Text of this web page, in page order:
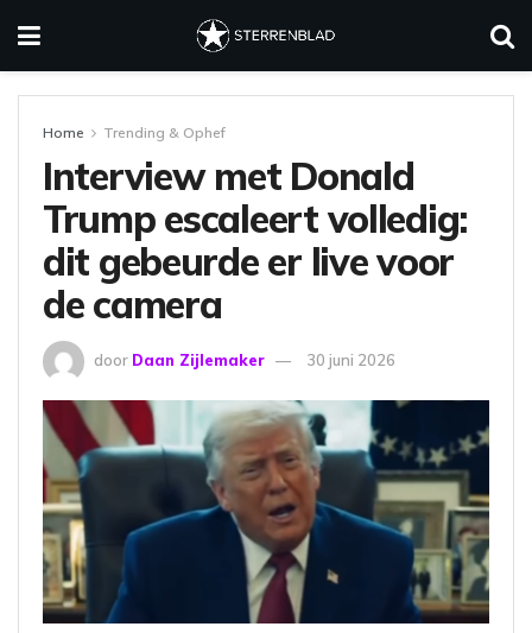
Home Trending & Ophef
Interview met Donald
Trump escaleert volledig:
dit gebeurde er live voor
de camera
door Daan Zijlemaker 30 juni 2026